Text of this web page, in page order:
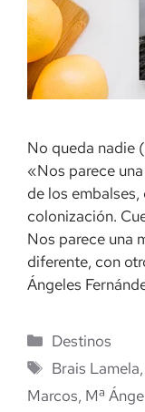
No queda nadie
«Nos parece
de los
colonización.
Nos parece una
diferente, con
Ángeles
Categorías
Destinos
Etiquetas
Brais Lamela,
Marcos, Mª